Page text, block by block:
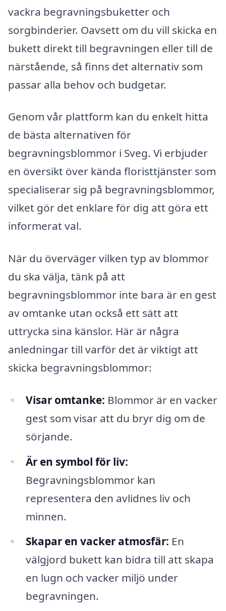
vackra begravningsbuketter och
sorgbinderier. Oavsett om du vill skicka en
bukett direkt till begravningen eller till de
närstående, så finns det alternativ som
passar alla behov och budgetar.
Genom vår plattform kan du enkelt hitta
de bästa alternativen för
begravningsblommor i Sveg. Vi erbjuder
en översikt över kända floristtjänster som
specialiserar sig på begravningsblommor,
vilket gör det enklare för dig att göra ett
informerat val.
När du överväger vilken typ av blommor
du ska välja, tänk på att
begravningsblommor inte bara är en gest
av omtanke utan också ett sätt att
uttrycka sina känslor. Här är några
anledningar till varför det är viktigt att
skicka begravningsblommor:
Visar omtanke: Blommor är en vacker
gest som visar att du bryr dig om de
sörjande.
Är en symbol för liv:
Begravningsblommor kan
representera den avlidnes liv och
minnen.
Skapar en vacker atmosfär: En
välgjord bukett kan bidra till att skapa
en lugn och vacker miljö under
begravningen.